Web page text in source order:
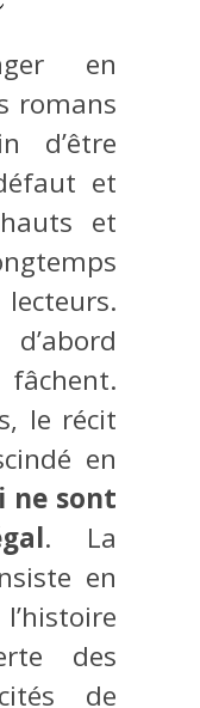
en
romans
d’être
et
et
le récit
en
ne sont
. La
en
des
de